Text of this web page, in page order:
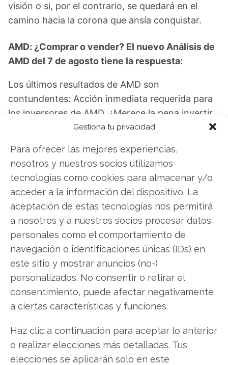
Gestiona tu privacidad
Para ofrecer las mejores experiencias,
nosotros y nuestros socios utilizamos
tecnologías como cookies para almacenar y/o
acceder a la información del dispositivo. La
aceptación de estas tecnologías nos permitirá
a nosotros y a nuestros socios procesar datos
personales como el comportamiento de
navegación o identificaciones únicas (IDs) en
este sitio y mostrar anuncios (no-)
personalizados. No consentir o retirar el
consentimiento, puede afectar negativamente
a ciertas características y funciones.
Haz clic a continuación para aceptar lo anterior
o realizar elecciones más detalladas. Tus
elecciones se aplicarán solo en este
visión o si, por el contrario, se quedará en el
camino hacia la corona que ansía conquistar.
AMD: ¿Comprar o vender? El nuevo Análisis de
AMD del 7 de agosto tiene la respuesta:
Los últimos resultados de AMD son
contundentes: Acción inmediata requerida para
los inversores de AMD. ¿Merece la pena invertir
o es momento de vender? En el Análisis gratuito
qué hacer.
AMD: ¿Comprar o vender? ¡Lee más aquí!
AMD
Compartir este artículo
Twitter
LinkedIn